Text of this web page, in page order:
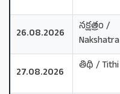
26.08.2026
నక్షత్రం /
Nakshatra
27.08.2026
తిథి / Tithi